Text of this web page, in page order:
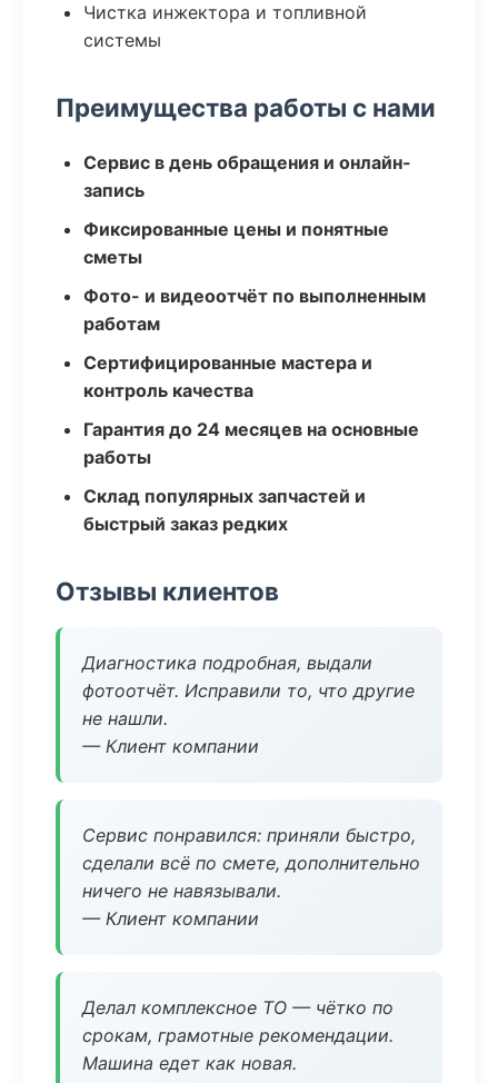
Чистка инжектора и топливной
системы
Преимущества работы с нами
Сервис в день обращения и онлайн-
запись
Фиксированные цены и понятные
сметы
Фото- и видеоотчёт по выполненным
работам
Сертифицированные мастера и
контроль качества
Гарантия до 24 месяцев на основные
работы
Склад популярных запчастей и
быстрый заказ редких
Отзывы клиентов
Диагностика подробная, выдали
фотоотчёт. Исправили то, что другие
не нашли.
— Клиент компании
Сервис понравился: приняли быстро,
сделали всё по смете, дополнительно
ничего не навязывали.
— Клиент компании
Делал комплексное ТО — чётко по
срокам, грамотные рекомендации.
Машина едет как новая.